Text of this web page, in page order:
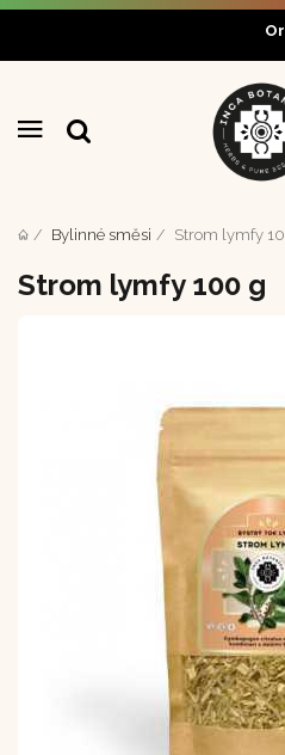
Bylinné směsi Strom lymfy
Strom lymfy 100 g